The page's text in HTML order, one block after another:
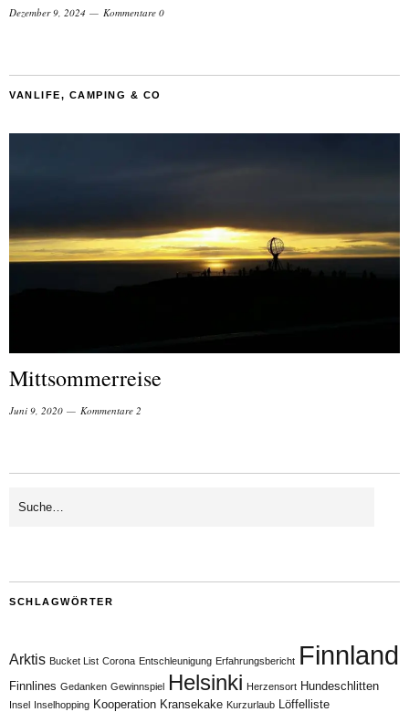
Dezember 9, 2024 Kommentare 0
VANLIFE, CAMPING & CO
Mittsommerreise
Juni 9, 2020 Kommentare 2
SCHLAGWÖRTER
Arktis Bucket List Corona Entschleunigung Erfahrungsbericht Finnland
Finnlines Gedanken Gewinnspiel Helsinki Herzensort Hundeschlitten
Insel Inselhopping Kooperation Kransekake Kurzurlaub Löffelliste